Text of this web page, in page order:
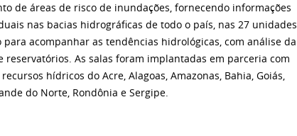
de áreas de risco de inundações, fornecendo informações
nas bacias hidrográficas de todo o país, nas 27 unidades
acompanhar as tendências hidrológicas, com análise da
reservatórios. As salas foram implantadas em parceria com
hídricos do Acre, Alagoas, Amazonas, Bahia, Goiás,
do Norte, Rondônia e Sergipe.